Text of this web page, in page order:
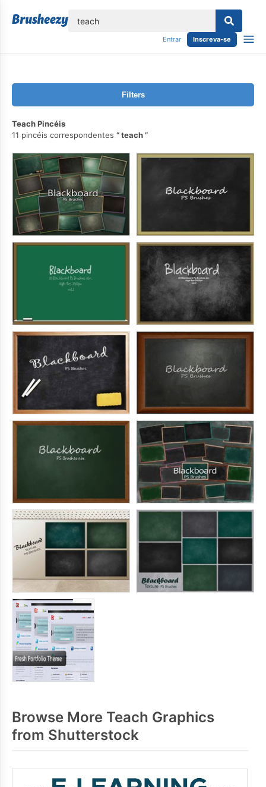
Entrar Inscreva-se
Filters
Teach Pincéis
11 pincéis correspondentes
teach
Browse More Teach Graphics
from Shutterstock